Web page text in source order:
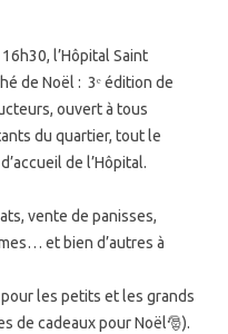
l’Hôpital Saint
de Noël : 3ᵉ édition de
ouvert à tous
du quartier, tout le
de l’Hôpital.
vente de panisses,
et bien d’autres à
les petits et les grands
de cadeaux pour Noël🎅).